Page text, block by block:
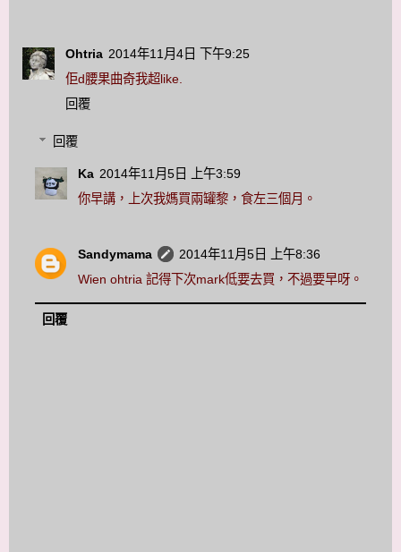
Ohtria 2014年11月4日 下午9:25
佢d腰果曲奇我超like.
回覆
回覆
Ka 2014年11月5日 上午3:59
你早講，上次我媽買兩罐黎，食左三個月。
Sandymama
2014年11月5日 上午8:36
Wien ohtria 記得下次mark低要去買，不過要早呀。
回覆